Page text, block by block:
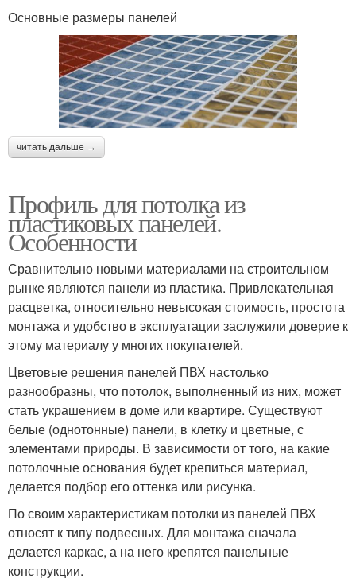
Панели на кухне
Основные размеры панелей
читать дальше →
Профиль для потолка из
пластиковых панелей.
Особенности
Сравнительно новыми материалами на строительном
рынке являются панели из пластика. Привлекательная
расцветка, относительно невысокая стоимость, простота
монтажа и удобство в эксплуатации заслужили доверие к
этому материалу у многих покупателей.
Цветовые решения панелей ПВХ настолько
разнообразны, что потолок, выполненный из них, может
стать украшением в доме или квартире. Существуют
белые (однотонные) панели, в клетку и цветные, с
элементами природы. В зависимости от того, на какие
потолочные основания будет крепиться материал,
делается подбор его оттенка или рисунка.
По своим характеристикам потолки из панелей ПВХ
относят к типу подвесных. Для монтажа сначала
делается каркас, а на него крепятся панельные
конструкции.